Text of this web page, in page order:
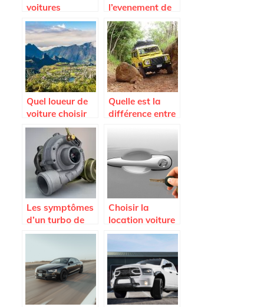
voitures
utilisees dans
Fast and
Furious
l’evenement de
sport auto a ne
pas manquer
Quel loueur de
voiture choisir
sur l’Ile de la
Reunion ?
Quelle est la
différence entre
Les symptômes
d’un turbo de
voiture HS et les
l’endommagem
ent
Choisir la
location voiture
longue durée